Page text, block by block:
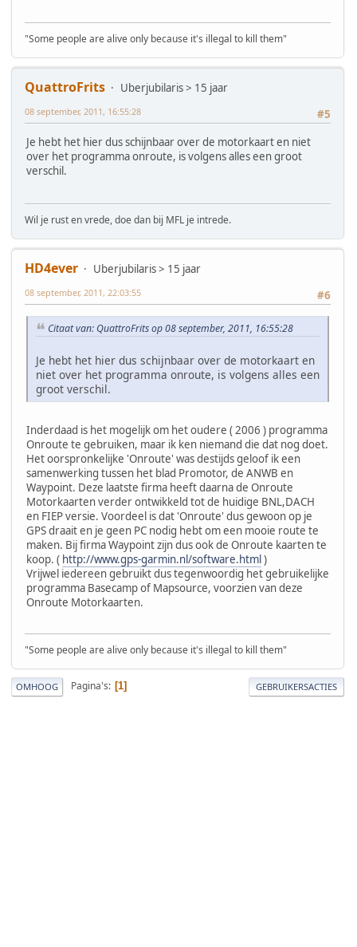
"Some people are alive only because it's illegal to kill them"
QuattroFrits
Uberjubilaris > 15 jaar
#5
08 september, 2011, 16:55:28
Je hebt het hier dus schijnbaar over de motorkaart en niet
over het programma onroute, is volgens alles een groot
verschil.
Wil je rust en vrede, doe dan bij MFL je intrede.
HD4ever
Uberjubilaris > 15 jaar
#6
08 september, 2011, 22:03:55
Citaat van: QuattroFrits op 08 september, 2011, 16:55:28
Je hebt het hier dus schijnbaar over de motorkaart en
niet over het programma onroute, is volgens alles een
groot verschil.
Inderdaad is het mogelijk om het oudere ( 2006 ) programma
Onroute te gebruiken, maar ik ken niemand die dat nog doet.
Het oorspronkelijke 'Onroute' was destijds geloof ik een
samenwerking tussen het blad Promotor, de ANWB en
Waypoint. Deze laatste firma heeft daarna de Onroute
Motorkaarten verder ontwikkeld tot de huidige BNL,DACH
en FIEP versie. Voordeel is dat 'Onroute' dus gewoon op je
GPS draait en je geen PC nodig hebt om een mooie route te
maken. Bij firma Waypoint zijn dus ook de Onroute kaarten te
koop. ( http://www.gps-garmin.nl/software.html)
Vrijwel iedereen gebruikt dus tegenwoordig het gebruikelijke
programma Basecamp of Mapsource, voorzien van deze
Onroute Motorkaarten.
"Some people are alive only because it's illegal to kill them"
OMHOOG Pagina's 1 GEBRUIKERSACTIES